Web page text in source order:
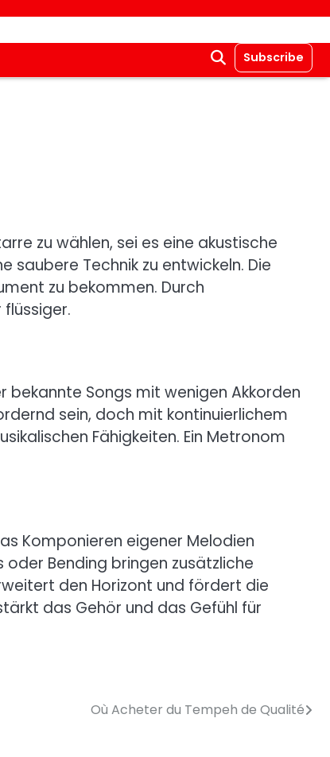
Subscribe
zu wählen, sei es eine akustische
saubere Technik zu entwickeln. Die
zu bekommen. Durch
Songs mit wenigen Akkorden
sein, doch mit kontinuierlichem
Fähigkeiten. Ein Metronom
Komponieren eigener Melodien
Bending bringen zusätzliche
den Horizont und fördert die
das Gehör und das Gefühl für
Où Acheter du Tempeh de Qualité